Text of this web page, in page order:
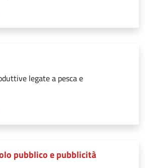
legate a pesca e
pubblico e pubblicità